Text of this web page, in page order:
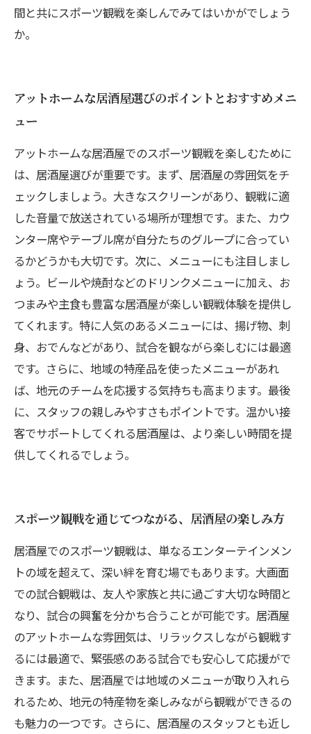
間と共にスポーツ観戦を楽しんでみてはいかがでしょう
か。
アットホームな居酒屋選びのポイントとおすすめメニ
ュー
アットホームな居酒屋でのスポーツ観戦を楽しむために
は、居酒屋選びが重要です。まず、居酒屋の雰囲気をチ
ェックしましょう。大きなスクリーンがあり、観戦に適
した音量で放送されている場所が理想です。また、カウ
ンター席やテーブル席が自分たちのグループに合ってい
るかどうかも大切です。次に、メニューにも注目しまし
ょう。ビールや焼酎などのドリンクメニューに加え、お
つまみや主食も豊富な居酒屋が楽しい観戦体験を提供し
てくれます。特に人気のあるメニューには、揚げ物、刺
身、おでんなどがあり、試合を観ながら楽しむには最適
です。さらに、地域の特産品を使ったメニューがあれ
ば、地元のチームを応援する気持ちも高まります。最後
に、スタッフの親しみやすさもポイントです。温かい接
客でサポートしてくれる居酒屋は、より楽しい時間を提
供してくれるでしょう。
スポーツ観戦を通じてつながる、居酒屋の楽しみ方
居酒屋でのスポーツ観戦は、単なるエンターテインメン
トの域を超えて、深い絆を育む場でもあります。大画面
での試合観戦は、友人や家族と共に過ごす大切な時間と
なり、試合の興奮を分かち合うことが可能です。居酒屋
のアットホームな雰囲気は、リラックスしながら観戦す
るには最適で、緊張感のある試合でも安心して応援がで
きます。また、居酒屋では地域のメニューが取り入れら
れるため、地元の特産物を楽しみながら観戦ができるの
も魅力の一つです。さらに、居酒屋のスタッフとも近し